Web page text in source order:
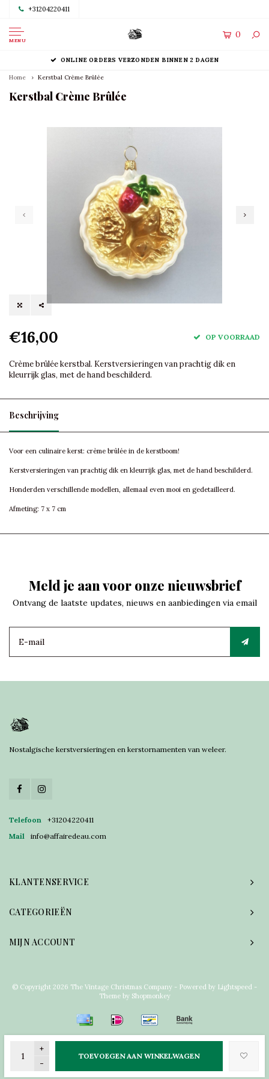
+31204220411
MENU
0
ONLINE ORDERS VERZONDEN BINNEN 2 DAGEN
Home Kerstbal Crème Brûlée
Kerstbal Crème Brûlée
€16,00 OP VOORRAAD
Crème brûlée kerstbal. Kerstversieringen van prachtig dik en
kleurrijk glas, met de hand beschilderd.
+
-
TOEVOEGEN AAN WINKELWAGEN
Beschrijving
Voor een culinaire kerst: crème brûlée in de kerstboom!
Kerstversieringen van prachtig dik en kleurrijk glas, met de hand beschilderd.
Honderden verschillende modellen, allemaal even mooi en gedetailleerd.
Afmeting: 7 x 7 cm
Meld je aan voor onze nieuwsbrief
Ontvang de laatste updates, nieuws en aanbiedingen via email
Nostalgische kerstversieringen en kerstornamenten van weleer.
Telefoon
+31204220411
Mail
info@affairedeau.com
KLANTENSERVICE
CATEGORIEËN
MIJN ACCOUNT
© Copyright 2026 The Vintage Christmas Company - Powered by Lightspeed -
Theme by Shopmonkey